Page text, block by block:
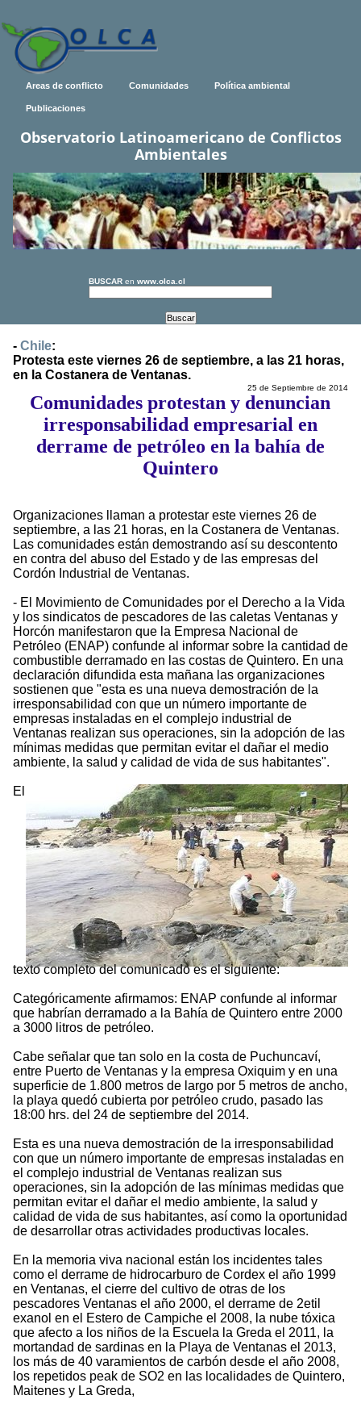
Areas de conflicto Comunidades Política ambiental
Publicaciones
Observatorio Latinoamericano de Conflictos
Ambientales
BUSCAR en www.olca.cl
- Chile:
Protesta este viernes 26 de septiembre, a las 21 horas,
en la Costanera de Ventanas.
25 de Septiembre de 2014
Comunidades protestan y denuncian
irresponsabilidad empresarial en
derrame de petróleo en la bahía de
Quintero
Organizaciones llaman a protestar este viernes 26 de
septiembre, a las 21 horas, en la Costanera de Ventanas.
Las comunidades están demostrando así su descontento
en contra del abuso del Estado y de las empresas del
Cordón Industrial de Ventanas.
- El Movimiento de Comunidades por el Derecho a la Vida
y los sindicatos de pescadores de las caletas Ventanas y
Horcón manifestaron que la Empresa Nacional de
Petróleo (ENAP) confunde al informar sobre la cantidad de
combustible derramado en las costas de Quintero. En una
declaración difundida esta mañana las organizaciones
sostienen que "esta es una nueva demostración de la
irresponsabilidad con que un número importante de
empresas instaladas en el complejo industrial de
Ventanas realizan sus operaciones, sin la adopción de las
mínimas medidas que permitan evitar el dañar el medio
ambiente, la salud y calidad de vida de sus habitantes".
El
texto completo del comunicado es el siguiente:
Categóricamente afirmamos: ENAP confunde al informar
que habrían derramado a la Bahía de Quintero entre 2000
a 3000 litros de petróleo.
Cabe señalar que tan solo en la costa de Puchuncaví,
entre Puerto de Ventanas y la empresa Oxiquim y en una
superficie de 1.800 metros de largo por 5 metros de ancho,
la playa quedó cubierta por petróleo crudo, pasado las
18:00 hrs. del 24 de septiembre del 2014.
Esta es una nueva demostración de la irresponsabilidad
con que un número importante de empresas instaladas en
el complejo industrial de Ventanas realizan sus
operaciones, sin la adopción de las mínimas medidas que
permitan evitar el dañar el medio ambiente, la salud y
calidad de vida de sus habitantes, así como la oportunidad
de desarrollar otras actividades productivas locales.
En la memoria viva nacional están los incidentes tales
como el derrame de hidrocarburo de Cordex el año 1999
en Ventanas, el cierre del cultivo de otras de los
pescadores Ventanas el año 2000, el derrame de 2etil
exanol en el Estero de Campiche el 2008, la nube tóxica
que afecto a los niños de la Escuela la Greda el 2011, la
mortandad de sardinas en la Playa de Ventanas el 2013,
los más de 40 varamientos de carbón desde el año 2008,
los repetidos peak de SO2 en las localidades de Quintero,
Maitenes y La Greda,